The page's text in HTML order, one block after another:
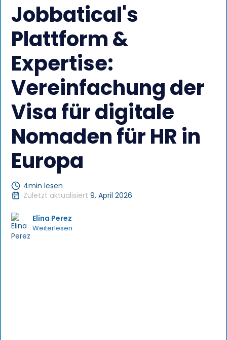
Jobbatical's
Plattform &
Expertise:
Vereinfachung der
Visa für digitale
Nomaden für HR in
Europa
4min lesen
Zuletzt aktualisiert 9. April 2026
Elina Perez
Weiterlesen